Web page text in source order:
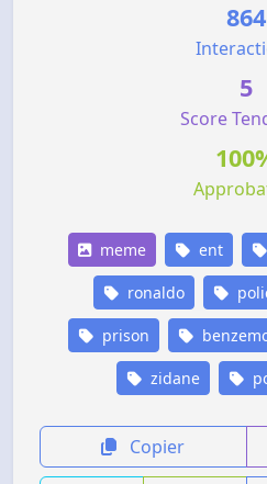
864
5
Score
meme ent
ronaldo
prison
zidane
Copier